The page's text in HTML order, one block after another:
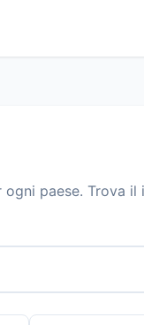
paese. Trova